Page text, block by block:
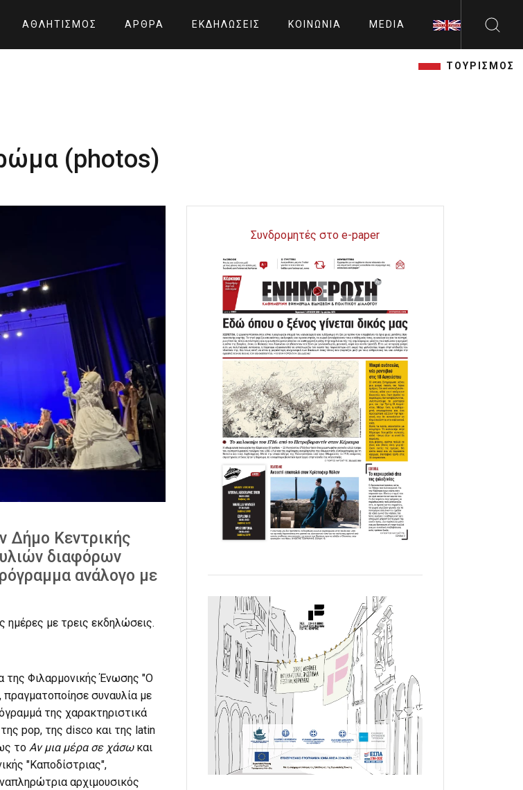
ΑΘΛΗΤΙΣΜΌΣ ΆΡΘΡΑ ΕΚΔΗΛΏΣΕΙΣ ΚΟΙΝΩΝΊΑ MEDIA
ΤΟΥΡΙΣΜΟΣ
(photos)
Δήμο Κεντρικής
διαφόρων
ανάλογο με
ημέρες με τρεις εκδηλώσεις.
της Φιλαρμονικής Ένωσης "Ο
συναυλία με
της χαρακτηριστικά
pop, της disco και της latin
το Αν μια μέρα σε χάσωκαι
"Καποδίστριας",
αρχιμουσικός
Συνδρομητές στο e-paper